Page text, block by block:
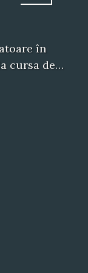
în
cursa de…